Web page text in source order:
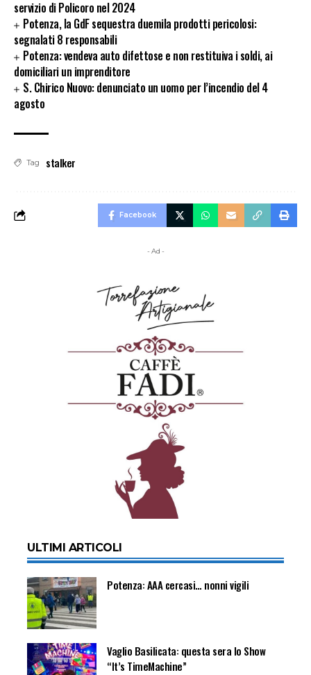
servizio di Policoro nel 2024
Potenza, la GdF sequestra duemila prodotti pericolosi:
segnalati 8 responsabili
Potenza: vendeva auto difettose e non restituiva i soldi, ai
domiciliari un imprenditore
S. Chirico Nuovo: denunciato un uomo per l’incendio del 4
agosto
Tag stalker
Facebook
- Ad -
ULTIMI ARTICOLI
Potenza: AAA cercasi… nonni vigili
Vaglio Basilicata: questa sera lo Show
“It’s TimeMachine”